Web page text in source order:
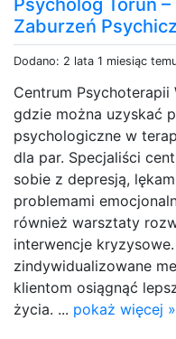
Zaburzeń
Dodano: 2 lata 1 miesiąc
Centrum
gdzie można uzyskać
psychologiczne w
dla par. Specjaliści
sobie z depresją,
problemami
również warsztaty
interwencje
zindywidualizowane
klientom osiągnąć
życia. ... pokaż więcej »